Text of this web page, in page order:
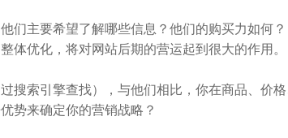
主要希望了解哪些信息？他们的购买力如何
体优化，将对网站后期的营运起到很大的作用。
索引擎查找），与他们相比，你在商品、价格
势来确定你的营销战略？